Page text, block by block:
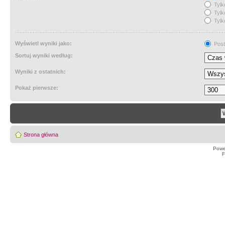
Wyświetl wyniki jako:
Sortuj wyniki według:
Wyniki z ostatnich:
Pokaż pierwsze:
Strona główna